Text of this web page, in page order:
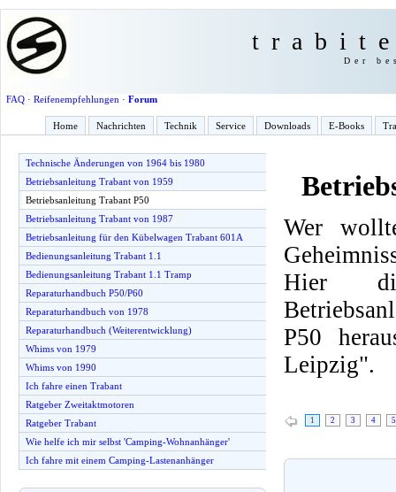
Der
FAQ· Reifenempfehlungen · Forum
Home Nachrichten Technik Service Downloads E-Books
Technische Änderungen von 1964 bis 1980
Betriebsanleitung Trabant von 1959
Betriebsanleitung Trabant P50
Betriebsanleitung Trabant von 1987
Betriebsanleitung für den Kübelwagen Trabant 601A
Bedienungsanleitung Trabant 1.1
Bedienungsanleitung Trabant 1.1 Tramp
Reparaturhandbuch P50/P60
Reparaturhandbuch von 1978
Reparaturhandbuch (Weiterentwicklung)
Whims von 1979
Whims von 1990
Ich fahre einen Trabant
Ratgeber Zweitaktmotoren
Ratgeber Trabant
Wie helfe ich mir selbst 'Camping-Wohnanhänger'
Ich fahre mit einem Camping-Lastenanhänger
Wer
Hier
P50
Leipzig".
1 2 3 4 5